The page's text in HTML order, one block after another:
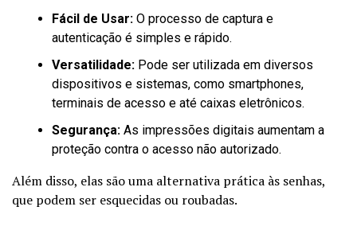
Fácil de Usar: O processo de captura e
autenticação é simples e rápido.
Versatilidade: Pode ser utilizada em diversos
dispositivos e sistemas, como smartphones,
terminais de acesso e até caixas eletrônicos.
Segurança: As impressões digitais aumentam a
proteção contra o acesso não autorizado.
Além disso, elas são uma alternativa prática às senhas,
que podem ser esquecidas ou roubadas.